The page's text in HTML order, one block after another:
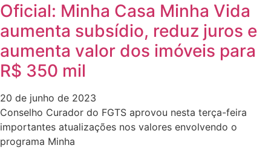
Oficial: Minha Casa Minha Vida
aumenta subsídio, reduz juros e
aumenta valor dos imóveis para
R$ 350 mil
20 de junho de 2023
Conselho Curador do FGTS aprovou nesta terça-feira
importantes atualizações nos valores envolvendo o
programa Minha